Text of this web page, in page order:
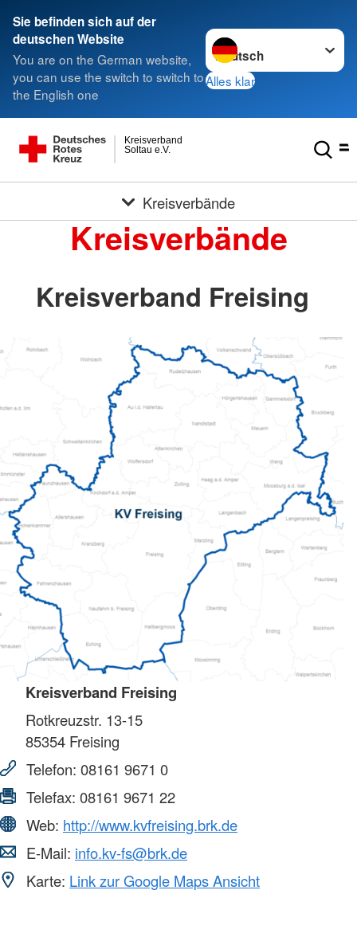
Sie befinden sich auf der
deutschen Website
You are on the German website,
you can use the switch to switch to
the English one
Sprache wechseln zu
Alles klar
Soltau e.V.
Kreisverband
Kreisverbände
Kreisverbände
Kreisverband Freising
Kreisverband Freising
Rotkreuzstr. 13-15
85354 Freising
Telefon: 08161 9671 0
Telefax: 08161 9671 22
Web: http://www.kvfreising.brk.de
E-Mail: info.kv-fs@brk.de
Karte: Link zur Google Maps Ansicht